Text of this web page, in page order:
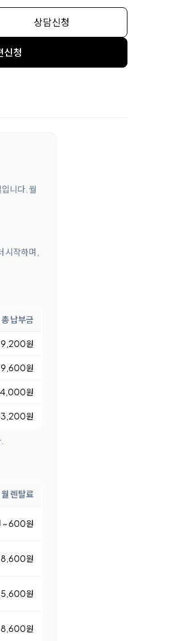
상담신청
신청
니다. 월
작하며,
총 납부금
원
원
원
원
월 렌탈료
~ 600원
원
원
원